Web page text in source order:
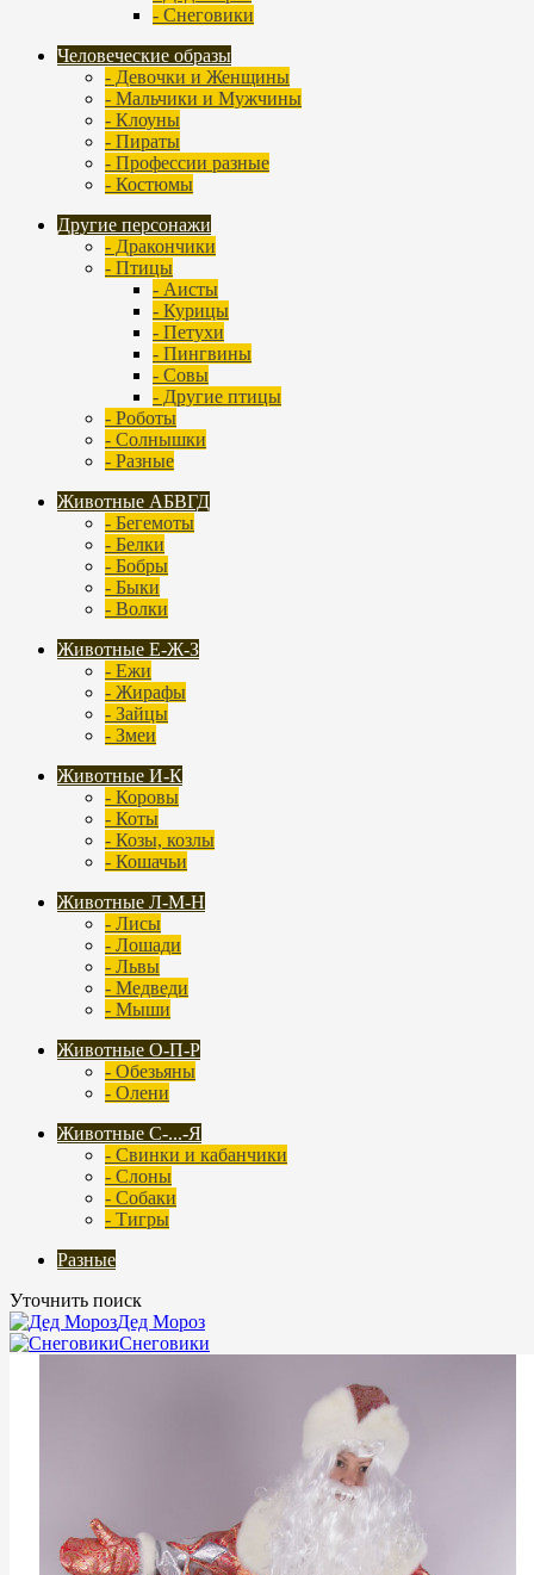
- Снеговики
Человеческие образы
- Девочки и Женщины
- Мальчики и Мужчины
- Клоуны
- Пираты
- Профессии разные
- Костюмы
Другие персонажи
- Дракончики
- Птицы
- Аисты
- Курицы
- Петухи
- Пингвины
- Совы
- Другие птицы
- Роботы
- Солнышки
- Разные
Животные АБВГД
- Бегемоты
- Белки
- Бобры
- Быки
- Волки
Животные Е-Ж-З
- Ежи
- Жирафы
- Зайцы
- Змеи
Животные И-К
- Коровы
- Коты
- Козы, козлы
- Кошачьи
Животные Л-М-Н
- Лисы
- Лошади
- Львы
- Медведи
- Мыши
Животные О-П-Р
- Обезьяны
- Олени
Животные С-...-Я
- Свинки и кабанчики
- Слоны
- Собаки
- Тигры
Разные
Уточнить поиск
Дед Мороз
Снеговики